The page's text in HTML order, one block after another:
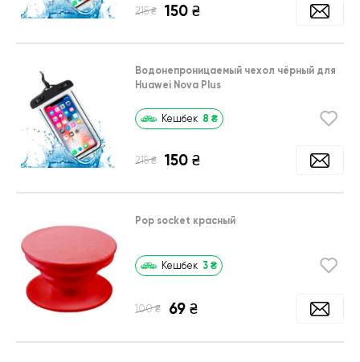
215 ₴ 150 ₴
Водонепроницаемый чехол чёрный для
Huawei Nova Plus
Кешбек 8 ₴
215 ₴ 150 ₴
Pop socket красный
Кешбек 3 ₴
100 ₴ 69 ₴